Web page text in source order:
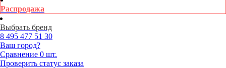
Распродажа
Выбрать бренд
8 495 477 51 30
Ваш город?
Сравнение 0 шт.
Проверить статус заказа